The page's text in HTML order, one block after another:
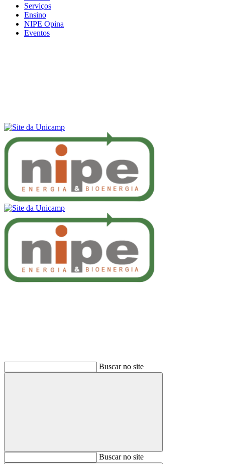
Serviços
Ensino
NIPE Opina
Eventos
Buscar no site
BuscarBuscar no site